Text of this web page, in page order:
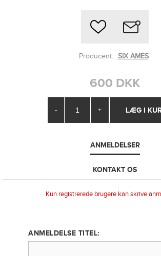
Producent: SIX AMES
600 DKK
- +
ANMELDELSER
KONTAKT OS
Kun registrerede brugere kan skrive
ANMELDELSE TITEL: